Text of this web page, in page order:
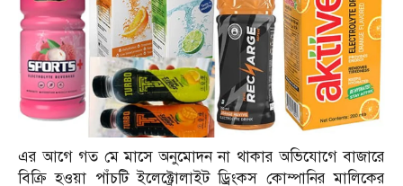
এর আগে গত মে মাসে অনুমোদন না থাকার অভিযোগে বাজারে
বিক্রি হওয়া পাঁচটি ইলেক্ট্রোলাইট ড্রিংকস কোম্পানির মালিকের